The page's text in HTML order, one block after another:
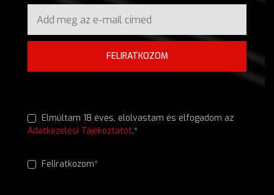
FELIRATKOZOM
Elmúltam 18 éves, elolvastam és elfogadom az
Adatkezelési Tájékoztatót.*
Feliratkozom*